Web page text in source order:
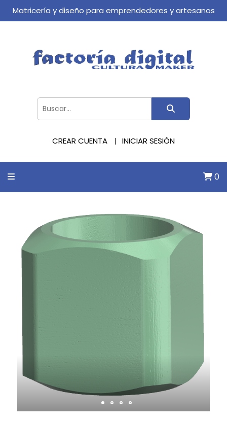
Matricería y diseño para emprendedores y artesanos
CREAR CUENTA INICIAR SESIÓN
0